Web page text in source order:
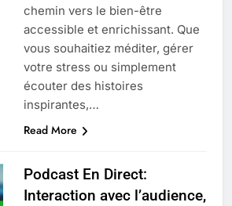
chemin vers le bien-être
accessible et enrichissant. Que
vous souhaitiez méditer, gérer
votre stress ou simplement
écouter des histoires
inspirantes,…
Read More
Podcast En Direct:
Interaction avec l’audience,